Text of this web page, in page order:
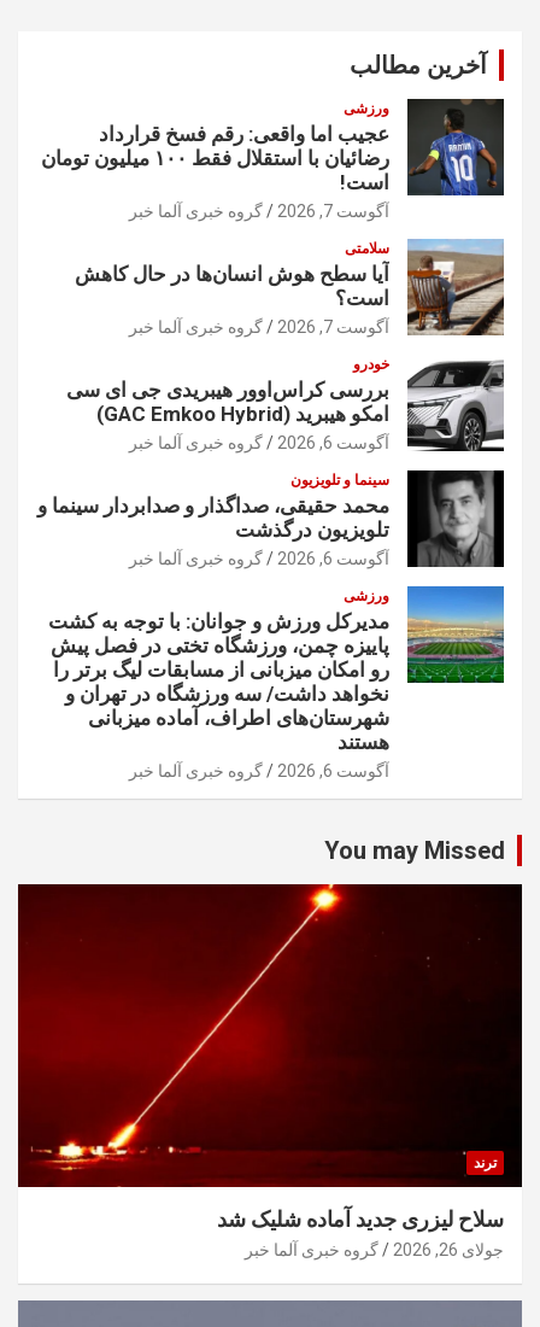
آخرین مطالب
ورزشی
عجیب اما واقعی: رقم فسخ قرارداد
رضائیان با استقلال فقط ۱۰۰ میلیون تومان
است!
آگوست 7, 2026 گروه خبری آلما خبر
سلامتی
آیا سطح هوش انسان‌ها در حال کاهش
است؟
آگوست 7, 2026 گروه خبری آلما خبر
خودرو
بررسی کراس‌اوور هیبریدی جی ای سی
امکو هیبرید (GAC Emkoo Hybrid)
آگوست 6, 2026 گروه خبری آلما خبر
سینما و تلویزیون
محمد حقیقی، صداگذار و صدابردار سینما و
تلویزیون درگذشت
آگوست 6, 2026 گروه خبری آلما خبر
ورزشی
مدیرکل ورزش و جوانان: با توجه به کشت
پاییزه چمن، ورزشگاه تختی در فصل پیش
رو امکان میزبانی از مسابقات لیگ برتر را
نخواهد داشت/ سه ورزشگاه در تهران و
شهرستان‌های اطراف، آماده میزبانی
هستند
آگوست 6, 2026 گروه خبری آلما خبر
You may Missed
ترند
سلاح لیزری جدید آماده شلیک شد
جولای 26, 2026 گروه خبری آلما خبر